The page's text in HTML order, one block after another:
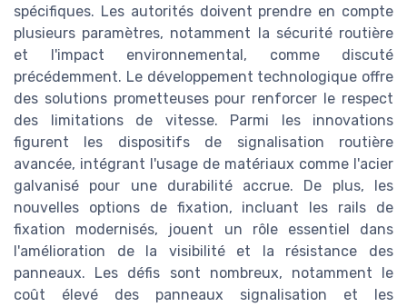
spécifiques. Les autorités doivent prendre en compte
plusieurs paramètres, notamment la sécurité routière
et l'impact environnemental, comme discuté
précédemment. Le développement technologique offre
des solutions prometteuses pour renforcer le respect
des limitations de vitesse. Parmi les innovations
figurent les dispositifs de signalisation routière
avancée, intégrant l'usage de matériaux comme l'acier
galvanisé pour une durabilité accrue. De plus, les
nouvelles options de fixation, incluant les rails de
fixation modernisés, jouent un rôle essentiel dans
l'amélioration de la visibilité et la résistance des
panneaux. Les défis sont nombreux, notamment le
coût élevé des panneaux signalisation et les